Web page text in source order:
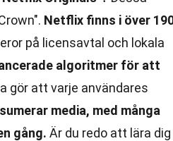
Netflix finns i över
på licensavtal och lokala
algoritmer för att
gör att varje användares
media, med många
gång. Är du redo att lära dig